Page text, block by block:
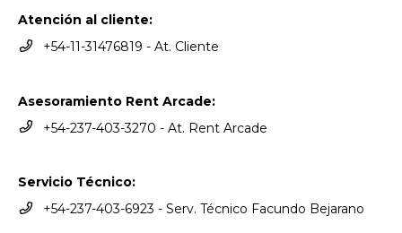
Atención al cliente:
+54-11-31476819 - At. Cliente
Asesoramiento Rent Arcade:
+54-237-403-3270 - At. Rent Arcade
Servicio Técnico:
+54-237-403-6923 - Serv. Técnico Facundo Bejarano